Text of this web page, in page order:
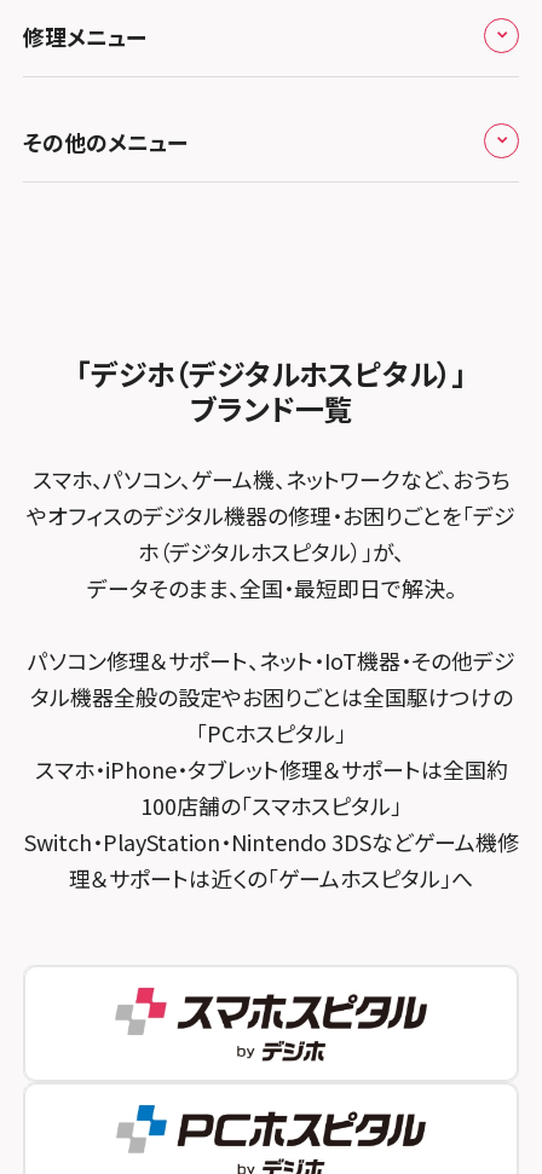
スマホスピタル テルル蒲生
スマホスピタル テルル新越谷
スマホスピタル テルル草加花栗
スマホスピタル テルル東川口
スマホスピタル テルル松戸五香
スマホスピタル テルル宮野木
スマホスピタル千葉
スマホスピタル 大森
スマホスピタル練馬
スマホスピタル 神田
スマホスピタル三軒茶屋
スマホスピタル秋葉原
スマホスピタル 自由が丘
スマホスピタルオリナス錦糸町
スマホスピタル テルル成増
スマホスピタル池袋
スマホスピタル名古屋金山
スマホスピタル 大府
スマホスピタル 西枇杷島
スマホスピタル 尾張旭
スマホスピタル平和が丘
スマホスピタル春日井勝川
スマホスピタル難波
スマホスピタルイオンタウン茨木太田
スマホスピタル住道オペラパーク
スマホスピタル東大阪ロンモール布施
スマホスピタル堺
スマホスピタル 堺出張所
スマホスピタル京都河原町
スマホスピタル宇治槙島
スマホスピタル烏丸
スマホスピタル 京都宇治
スマホスピタル 福知山
スマホスピタル神戸三宮
スマホスピタル by デジホ 姫路キャスパ
スマホスピタル伊丹
スマホスピタル奈良生駒
スマホスピタル和歌山
スマホスピタル西条
スマホスピタル福岡天神
スマホスピタル熊本下通
スマホスピタル GODOモバイル大分府内町
お知らせ
修理メニュー
iPhone修理メニュー
MacBook修理メニュー
その他のメニュー
FCNTスマートフォン修理
「デジホ（デジタルホスピタル）」
ブランド一覧
スマホ、パソコン、ゲーム機、ネットワークなど、おうち
やオフィスのデジタル機器の修理・お困りごとを「デジ
ホ（デジタルホスピタル）」が、
データそのまま、全国・最短即日で解決。
パソコン修理＆サポート、ネット・IoT機器・その他デジ
タル機器全般の設定やお困りごとは全国駆けつけの
「PCホスピタル」
スマホ・iPhone・タブレット修理＆サポートは全国約
100店舗の「スマホスピタル」
Switch・PlayStation・Nintendo 3DSなどゲーム機修
理＆サポートは近くの「ゲームホスピタル」へ